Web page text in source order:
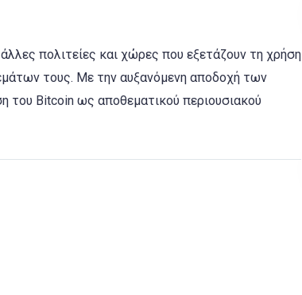
πολιτείες και χώρες που εξετάζουν τη χρήση
τους. Με την αυξανόμενη αποδοχή των
του Bitcoin ως αποθεματικού περιουσιακού